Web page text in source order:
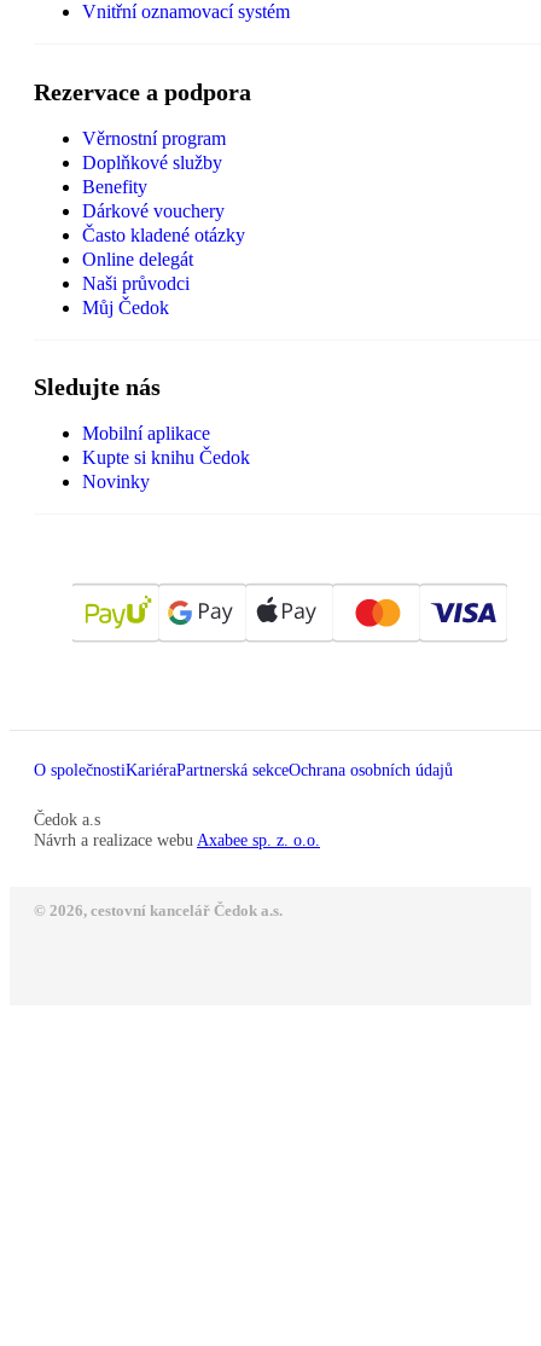
Vnitřní oznamovací systém
Rezervace a podpora
Věrnostní program
Doplňkové služby
Benefity
Dárkové vouchery
Často kladené otázky
Online delegát
Naši průvodci
Můj Čedok
Sledujte nás
Mobilní aplikace
Kupte si knihu Čedok
Novinky
O společnostiKariéraPartnerská sekceOchrana osobních údajů
Čedok a.s
Návrh a realizace webu Axabee sp. z. o.o.
© 2026, cestovní kancelář Čedok a.s.